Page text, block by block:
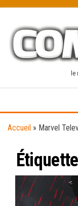
content
le
Accueil » Marvel